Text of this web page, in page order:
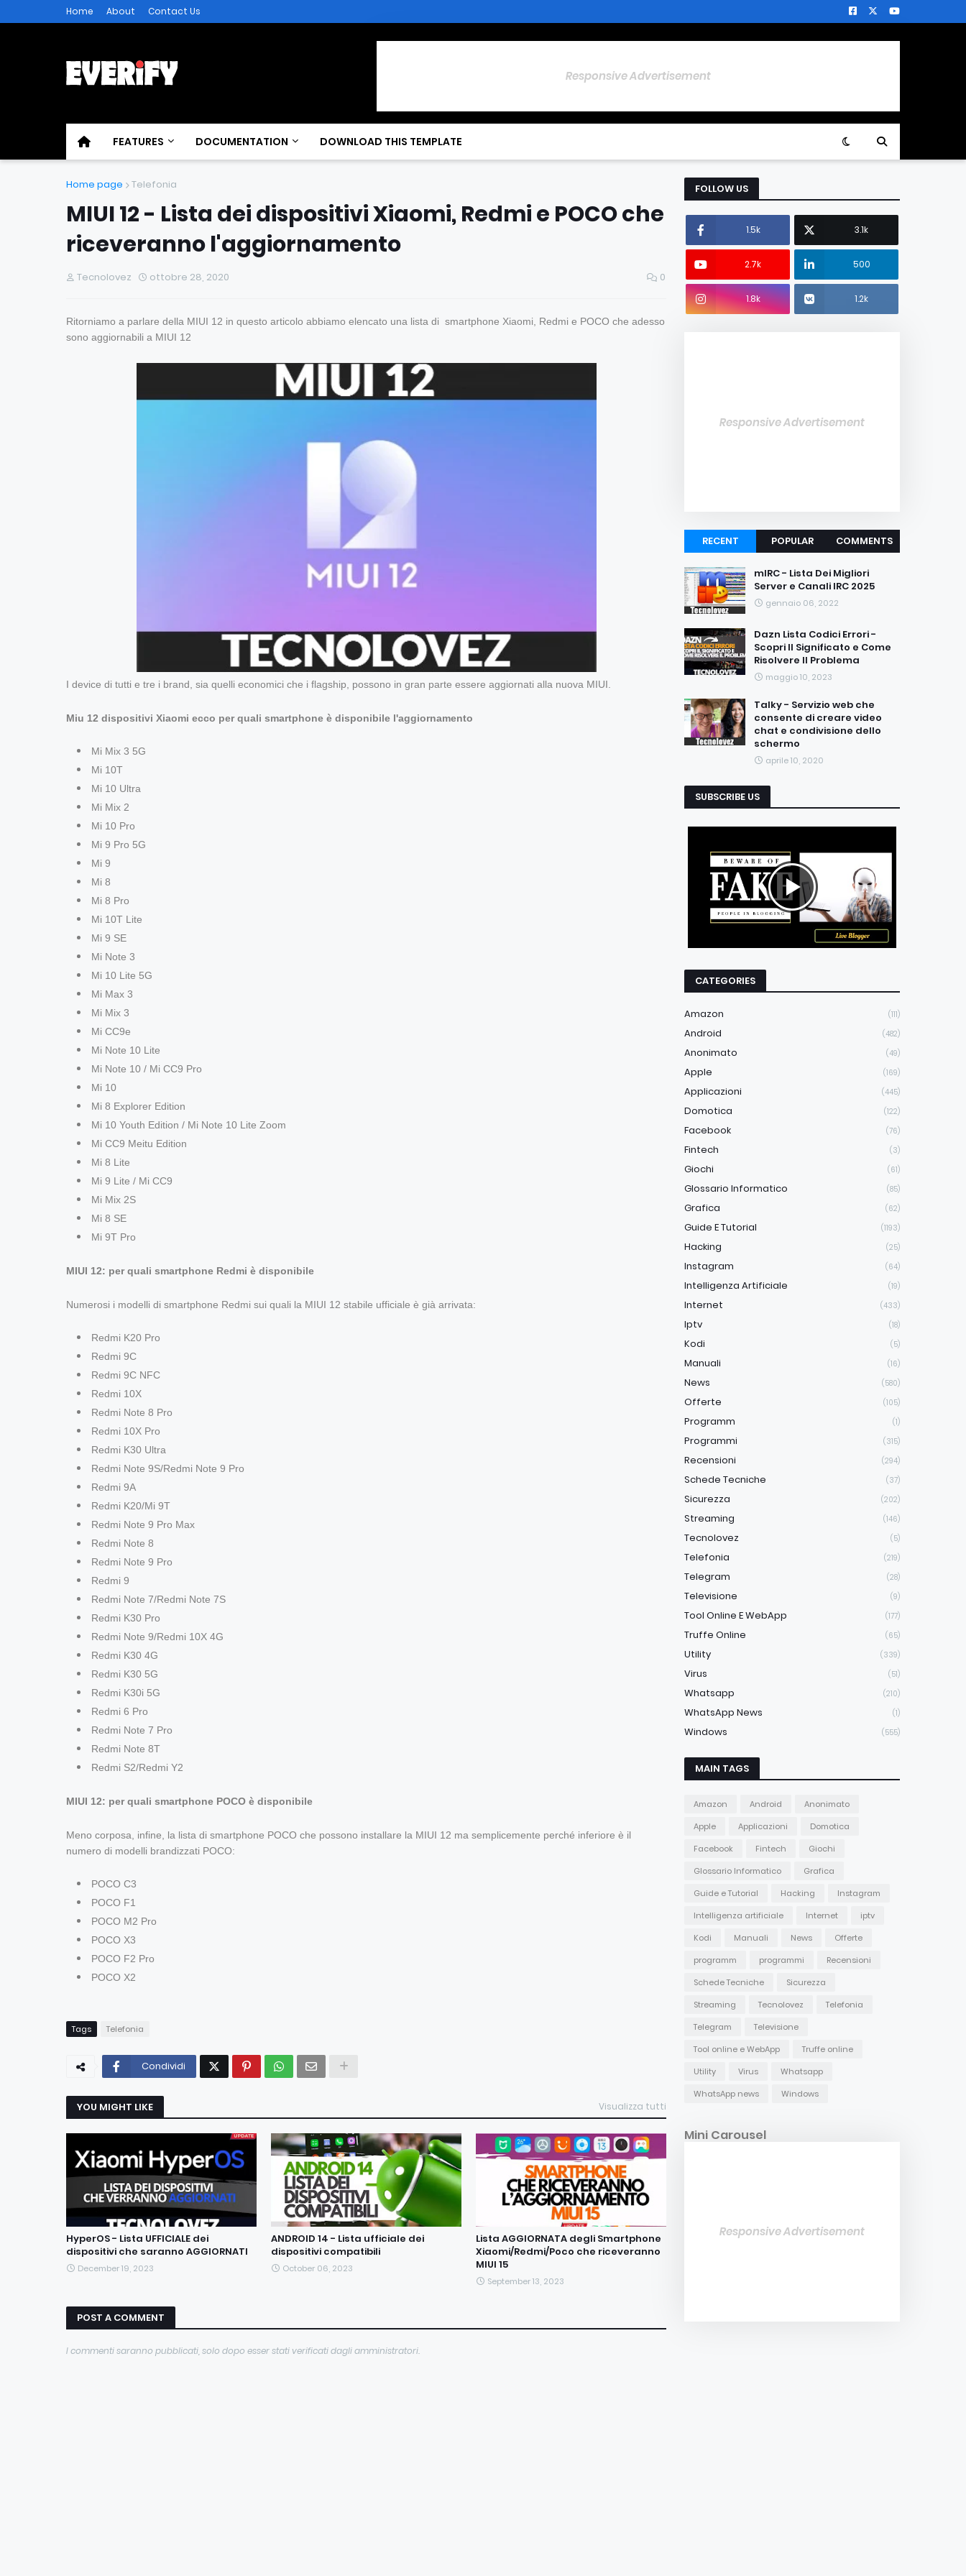
Home About Contact Us
Responsive Advertisement
FEATURES DOCUMENTATION DOWNLOAD THIS TEMPLATE
Home page Telefonia
MIUI 12 - Lista dei dispositivi Xiaomi, Redmi e POCO che
riceveranno l'aggiornamento
Tecnolovez ottobre 28, 2020 0
Ritorniamo a parlare della MIUI 12 in questo articolo abbiamo elencato una lista di smartphone Xiaomi, Redmi e POCO che adesso
sono aggiornabili a MIUI 12
I device di tutti e tre i brand, sia quelli economici che i flagship, possono in gran parte essere aggiornati alla nuova MIUI.
Miu 12 dispositivi Xiaomi ecco per quali smartphone è disponibile l'aggiornamento
Mi Mix 3 5G
Mi 10T
Mi 10 Ultra
Mi Mix 2
Mi 10 Pro
Mi 9 Pro 5G
Mi 9
Mi 8
Mi 8 Pro
Mi 10T Lite
Mi 9 SE
Mi Note 3
Mi 10 Lite 5G
Mi Max 3
Mi Mix 3
Mi CC9e
Mi Note 10 Lite
Mi Note 10 / Mi CC9 Pro
Mi 10
Mi 8 Explorer Edition
Mi 10 Youth Edition / Mi Note 10 Lite Zoom
Mi CC9 Meitu Edition
Mi 8 Lite
Mi 9 Lite / Mi CC9
Mi Mix 2S
Mi 8 SE
Mi 9T Pro
MIUI 12: per quali smartphone Redmi è disponibile
Numerosi i modelli di smartphone Redmi sui quali la MIUI 12 stabile ufficiale è già arrivata:
Redmi K20 Pro
Redmi 9C
Redmi 9C NFC
Redmi 10X
Redmi Note 8 Pro
Redmi 10X Pro
Redmi K30 Ultra
Redmi Note 9S/Redmi Note 9 Pro
Redmi 9A
Redmi K20/Mi 9T
Redmi Note 9 Pro Max
Redmi Note 8
Redmi Note 9 Pro
Redmi 9
Redmi Note 7/Redmi Note 7S
Redmi K30 Pro
Redmi Note 9/Redmi 10X 4G
Redmi K30 4G
Redmi K30 5G
Redmi K30i 5G
Redmi 6 Pro
Redmi Note 7 Pro
Redmi Note 8T
Redmi S2/Redmi Y2
MIUI 12: per quali smartphone POCO è disponibile
Meno corposa, infine, la lista di smartphone POCO che possono installare la MIUI 12 ma semplicemente perché inferiore è il
numero di modelli brandizzati POCO:
POCO C3
POCO F1
POCO M2 Pro
POCO X3
POCO F2 Pro
POCO X2
Tags Telefonia
Condividi
YOU MIGHT LIKE Visualizza tutti
HyperOS - Lista UFFICIALE dei
dispositivi che saranno AGGIORNATI
December 19, 2023
ANDROID 14 - Lista ufficiale dei
dispositivi compatibili
October 06, 2023
Lista AGGIORNATA degli Smartphone
Xiaomi/Redmi/Poco che riceveranno
MIUI 15
September 13, 2023
POST A COMMENT
I commenti saranno pubblicati, solo dopo esser stati verificati dagli amministratori.
FOLLOW US
1.5k 3.1k
2.7k 500
1.8k 1.2k
Responsive Advertisement
RECENT POPULAR COMMENTS
mIRC - Lista Dei Migliori
Server e Canali IRC 2025
gennaio 06, 2022
Dazn Lista Codici Errori -
Scopri Il Significato e Come
Risolvere Il Problema
maggio 10, 2023
Talky - Servizio web che
consente di creare video
chat e condivisione dello
schermo
aprile 10, 2020
SUBSCRIBE US
CATEGORIES
Amazon (111)
Android (482)
Anonimato (49)
Apple (169)
Applicazioni (445)
Domotica (122)
Facebook (76)
Fintech (3)
Giochi (61)
Glossario Informatico (85)
Grafica (62)
Guide E Tutorial (1193)
Hacking (25)
Instagram (64)
Intelligenza Artificiale (19)
Internet (433)
Iptv (18)
Kodi (5)
Manuali (16)
News (580)
Offerte (105)
Programm (1)
Programmi (315)
Recensioni (294)
Schede Tecniche (37)
Sicurezza (202)
Streaming (146)
Tecnolovez (5)
Telefonia (219)
Telegram (28)
Televisione (9)
Tool Online E WebApp (177)
Truffe Online (65)
Utility (339)
Virus (51)
Whatsapp (210)
WhatsApp News (1)
Windows (555)
MAIN TAGS
Amazon Android
Anonimato
Apple
Applicazioni
Domotica
Facebook
Fintech
Giochi
Glossario Informatico
Grafica
Guide e Tutorial
Hacking
Instagram
Intelligenza artificiale
Internet
iptv
Kodi
Manuali News
Offerte
programm
programmi
Recensioni
Schede Tecniche
Sicurezza
Streaming
Tecnolovez
Telefonia
Telegram
Televisione
Tool online e WebApp
Truffe online
Utility
Virus
Whatsapp
WhatsApp news
Windows
Mini Carousel
Responsive Advertisement